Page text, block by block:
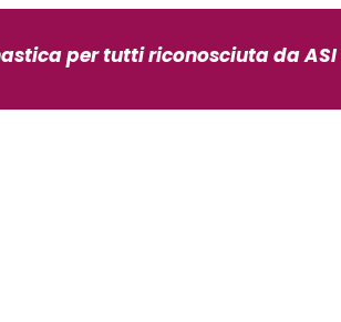
per tutti riconosciuta da ASI